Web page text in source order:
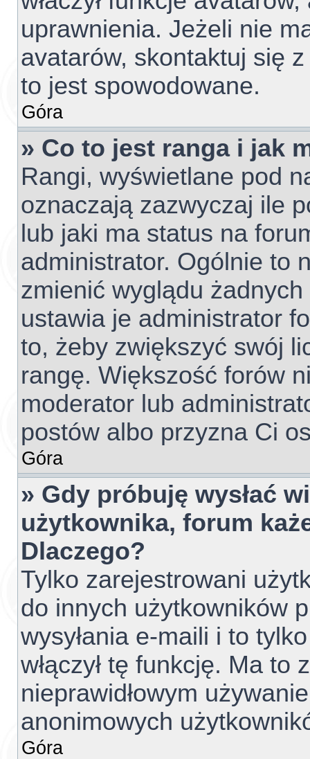
uprawnienia. Jeżeli nie
avatarów, skontaktuj się
to jest spowodowane.
Góra
» Co to jest ranga i jak
Rangi, wyświetlane pod
oznaczają zazwyczaj ile
lub jaki ma status na
administrator. Ogólnie to
zmienić wyglądu
ustawia je administrator
to, żeby zwiększyć swój
rangę. Większość forów
moderator lub
postów albo przyzna Ci
Góra
» Gdy próbuję wysłać
użytkownika, forum
Dlaczego?
Tylko zarejestrowani
do innych użytkowników
wysyłania e-maili i to
włączył tę funkcję. Ma to
nieprawidłowym
anonimowych
Góra